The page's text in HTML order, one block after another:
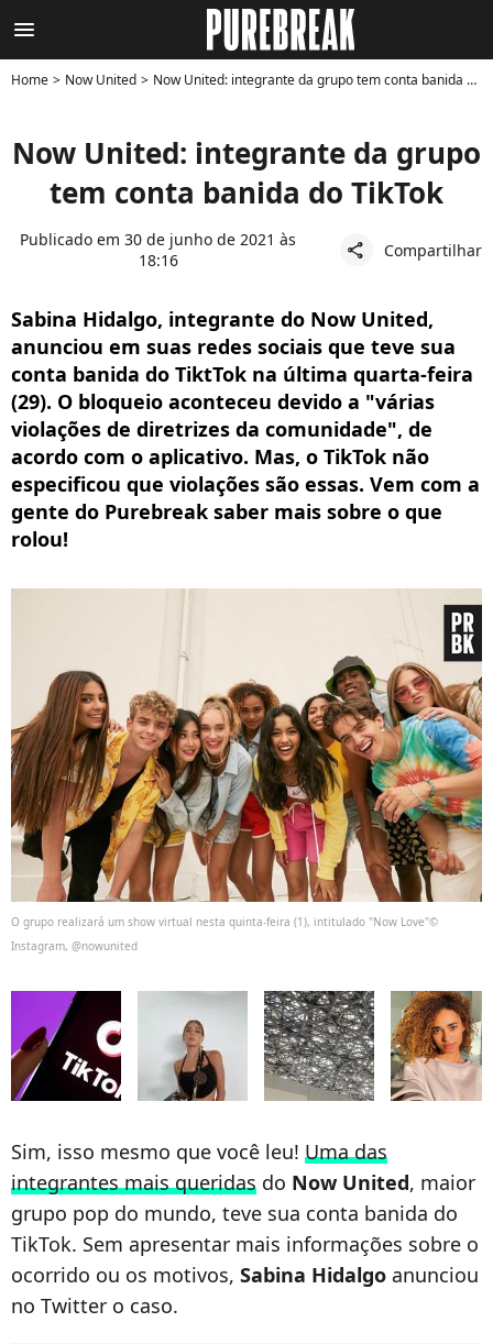
menu
Home Now United Now United: integrante da grupo tem conta banida do TikTok
Now United: integrante da grupo
tem conta banida do TikTok
Publicado em 30 de junho de 2021 às
18:16
share Compartilhar
Sabina Hidalgo, integrante do Now United,
anunciou em suas redes sociais que teve sua
conta banida do TiktTok na última quarta-feira
(29). O bloqueio aconteceu devido a "várias
violações de diretrizes da comunidade", de
acordo com o aplicativo. Mas, o TikTok não
especificou que violações são essas. Vem com a
gente do Purebreak saber mais sobre o que
rolou!
O grupo realizará um show virtual nesta quinta-feira (1), intitulado "Now Love"©
Instagram, @nowunited
Sim, isso mesmo que você leu! Uma das
integrantes mais queridas do Now United, maior
grupo pop do mundo, teve sua conta banida do
TikTok. Sem apresentar mais informações sobre o
ocorrido ou os motivos, Sabina Hidalgo anunciou
no Twitter o caso.